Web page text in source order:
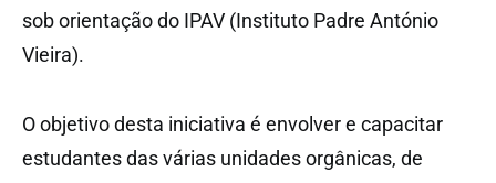
sob orientação do IPAV (Instituto Padre António
Vieira).
O objetivo desta iniciativa é envolver e capacitar
estudantes das várias unidades orgânicas, de